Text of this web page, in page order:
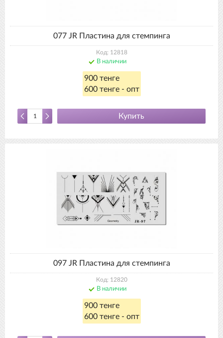
077 JR Пластина для стемпинга
Код: 12818
В наличии
900 тенге
600 тенге - опт
Купить
097 JR Пластина для стемпинга
Код: 12820
В наличии
900 тенге
600 тенге - опт